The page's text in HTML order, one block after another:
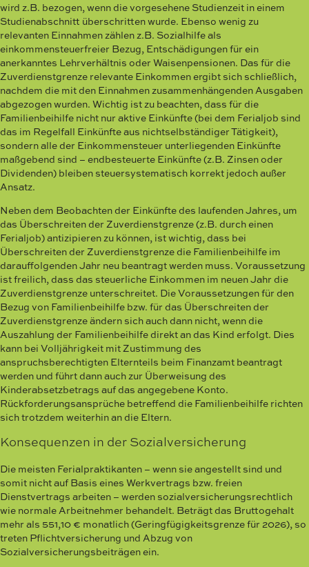
wird z.B. bezogen, wenn die vorgesehene Studienzeit in einem
Studienabschnitt überschritten wurde. Ebenso wenig zu
relevanten Einnahmen zählen z.B. Sozialhilfe als
einkommensteuerfreier Bezug, Entschädigungen für ein
anerkanntes Lehrverhältnis oder Waisenpensionen. Das für die
Zuverdienstgrenze relevante Einkommen ergibt sich schließlich,
nachdem die mit den Einnahmen zusammenhängenden Ausgaben
abgezogen wurden. Wichtig ist zu beachten, dass für die
Familienbeihilfe nicht nur aktive Einkünfte (bei dem Ferialjob sind
das im Regelfall Einkünfte aus nichtselbständiger Tätigkeit),
sondern alle der Einkommensteuer unterliegenden Einkünfte
maßgebend sind – endbesteuerte Einkünfte (z.B. Zinsen oder
Dividenden) bleiben steuersystematisch korrekt jedoch außer
Ansatz.
Neben dem Beobachten der Einkünfte des laufenden Jahres, um
das Überschreiten der Zuverdienstgrenze (z.B. durch einen
Ferialjob) antizipieren zu können, ist wichtig, dass bei
Überschreiten der Zuverdienstgrenze die Familienbeihilfe im
darauffolgenden Jahr neu beantragt werden muss. Voraussetzung
ist freilich, dass das steuerliche Einkommen im neuen Jahr die
Zuverdienstgrenze unterschreitet. Die Voraussetzungen für den
Bezug von Familienbeihilfe bzw. für das Überschreiten der
Zuverdienstgrenze ändern sich auch dann nicht, wenn die
Auszahlung der Familienbeihilfe direkt an das Kind erfolgt. Dies
kann bei Volljährigkeit mit Zustimmung des
anspruchsberechtigten Elternteils beim Finanzamt beantragt
werden und führt dann auch zur Überweisung des
Kinderabsetzbetrags auf das angegebene Konto.
Rückforderungsansprüche betreffend die Familienbeihilfe richten
sich trotzdem weiterhin an die Eltern.
Konsequenzen in der Sozialversicherung
Die meisten Ferialpraktikanten – wenn sie angestellt sind und
somit nicht auf Basis eines Werkvertrags bzw. freien
Dienstvertrags arbeiten – werden sozialversicherungsrechtlich
wie normale Arbeitnehmer behandelt. Beträgt das Bruttogehalt
mehr als 551,10 € monatlich (Geringfügigkeitsgrenze für 2026), so
treten Pflichtversicherung und Abzug von
Sozialversicherungsbeiträgen ein.